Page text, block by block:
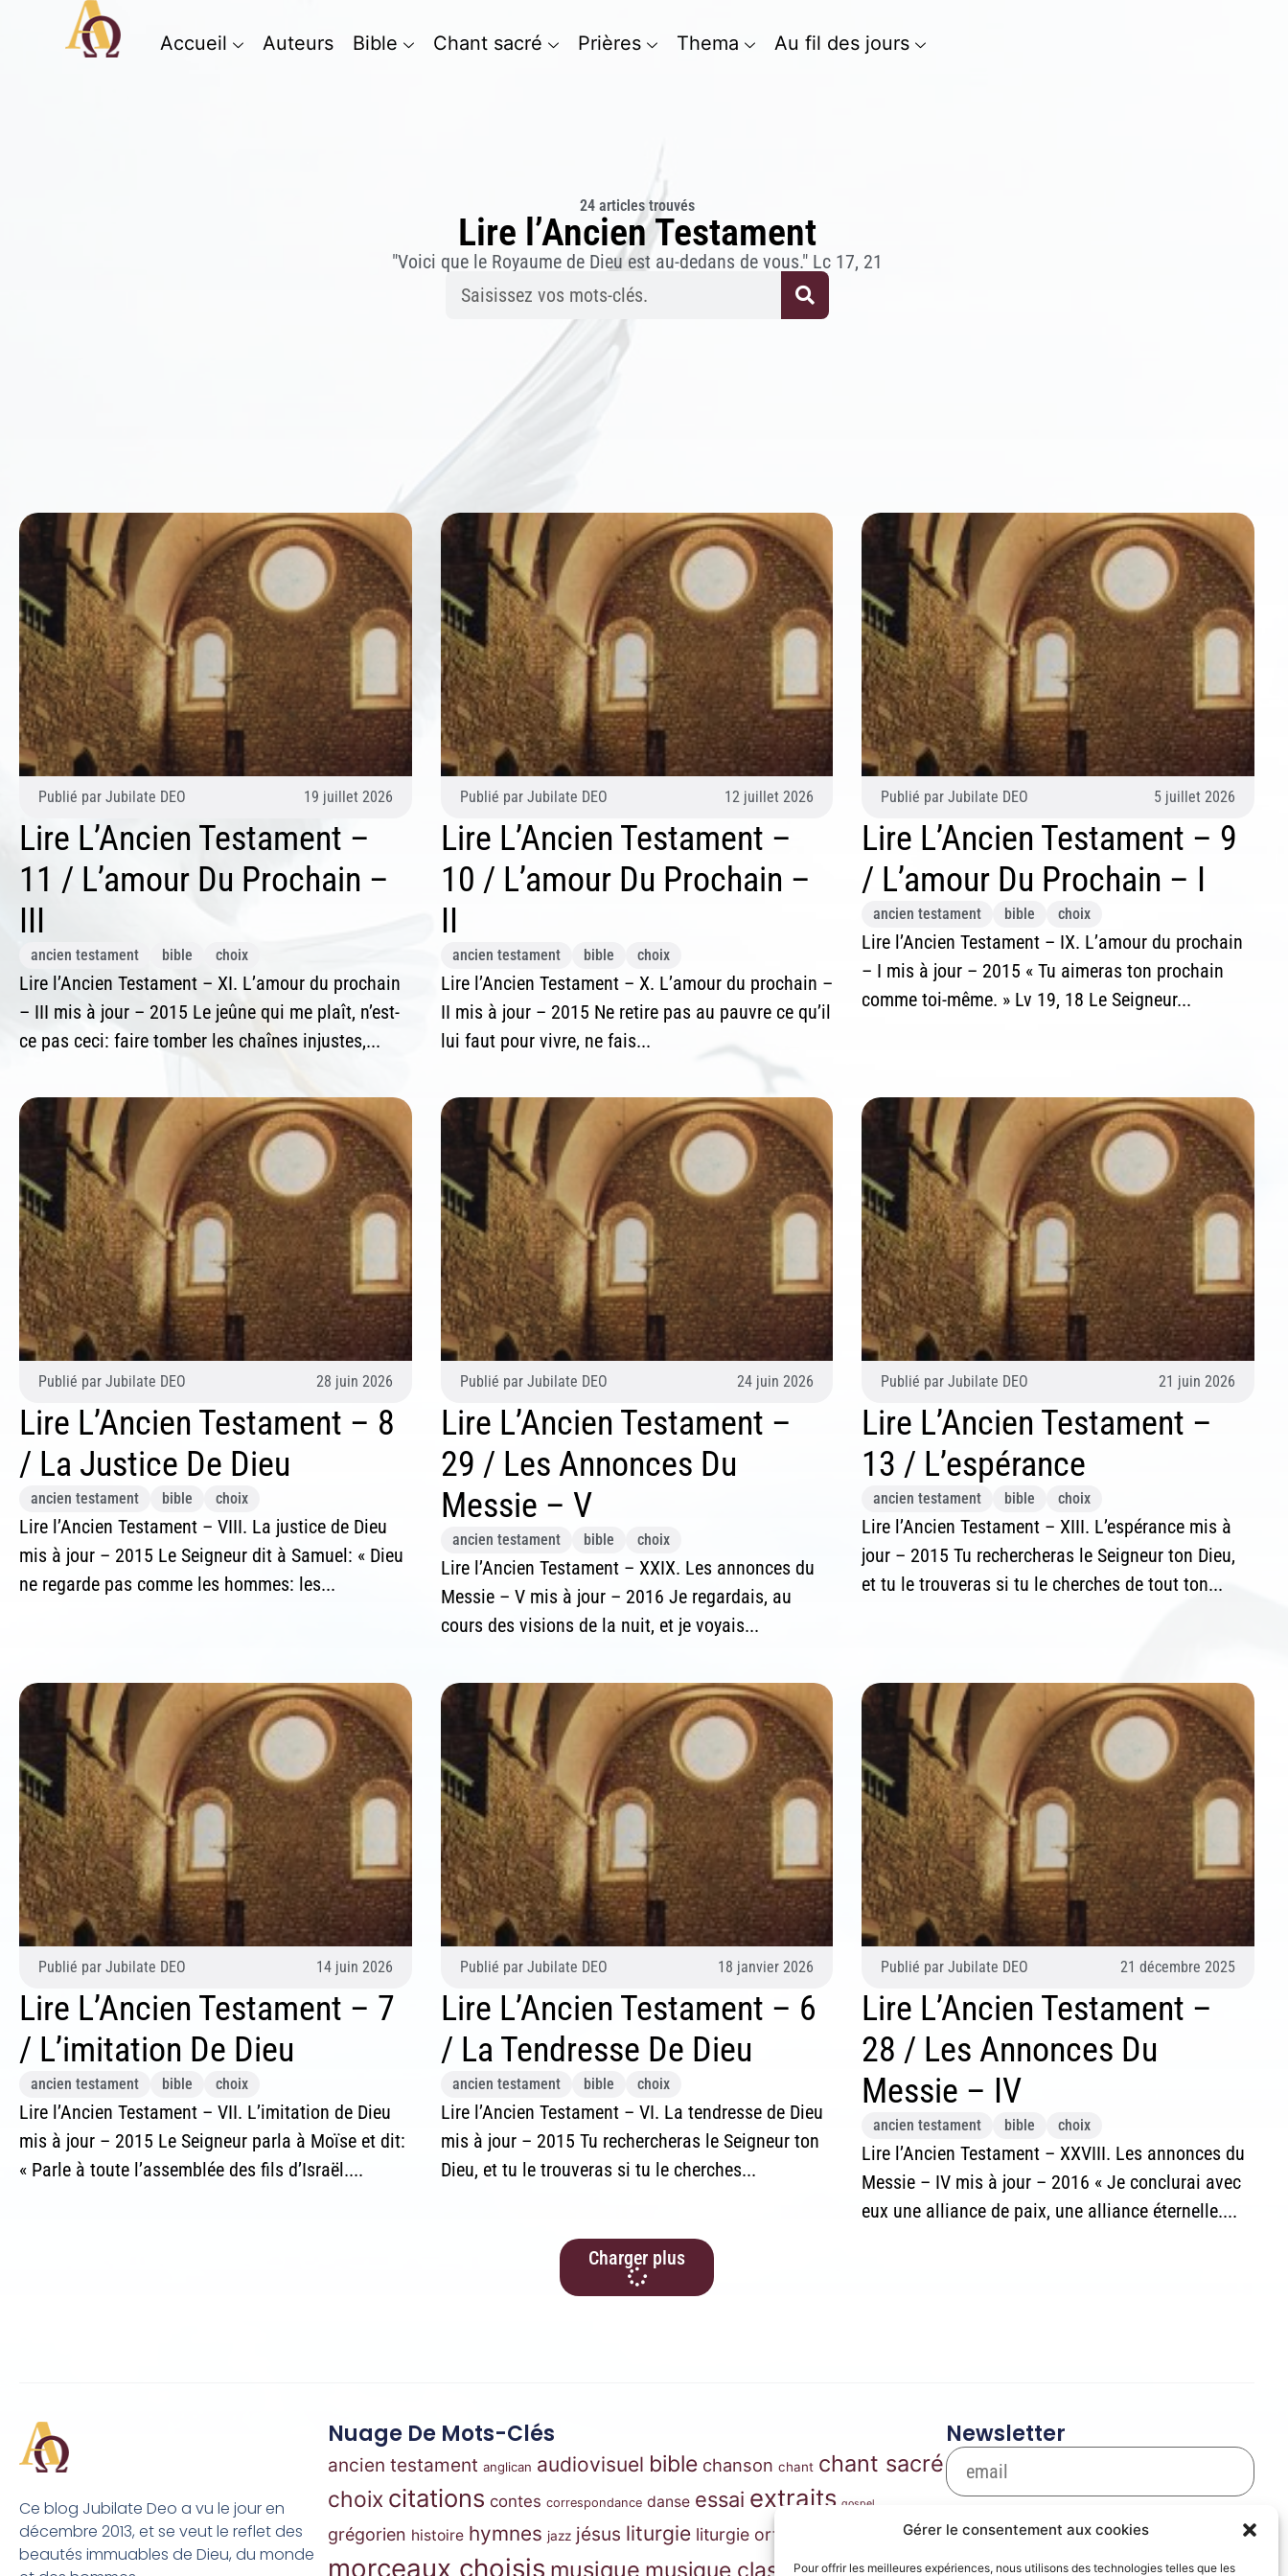
Gérer le consentement aux cookies
Pour offrir les meilleures expériences, nous utilisons des technologies telles que les
Accueil Auteurs Bible Chant sacré Prières Thema Au fil des jours
24 articles trouvés
Lire l’Ancien Testament
"Voici que le Royaume de Dieu est au-dedans de vous." Lc 17, 21
Publié par Jubilate DEO 19 juillet 2026
Lire L’Ancien Testament –
11 / L’amour Du Prochain –
III
ancien testament bible choix
Lire l’Ancien Testament – XI. L’amour du prochain
– III mis à jour – 2015 Le jeûne qui me plaît, n’est-
ce pas ceci: faire tomber les chaînes injustes,...
Publié par Jubilate DEO 12 juillet 2026
Lire L’Ancien Testament –
10 / L’amour Du Prochain –
II
ancien testament bible choix
Lire l’Ancien Testament – X. L’amour du prochain –
II mis à jour – 2015 Ne retire pas au pauvre ce qu’il
lui faut pour vivre, ne fais...
Publié parJubilate DEO 5 juillet 2026
Lire L’Ancien Testament – 9
/ L’amour Du Prochain – I
ancien testament bible choix
Lire l’Ancien Testament – IX. L’amour du prochain
– I mis à jour – 2015 « Tu aimeras ton prochain
comme toi-même. » Lv 19, 18 Le Seigneur...
Publié par Jubilate DEO 28 juin 2026
Lire L’Ancien Testament – 8
/ La Justice De Dieu
ancien testament bible choix
Lire l’Ancien Testament – VIII. La justice de Dieu
mis à jour – 2015 Le Seigneur dit à Samuel: « Dieu
ne regarde pas comme les hommes: les...
Publié par Jubilate DEO 24 juin 2026
Lire L’Ancien Testament –
29 / Les Annonces Du
Messie – V
ancien testament bible choix
Lire l’Ancien Testament – XXIX. Les annonces du
Messie – V mis à jour – 2016 Je regardais, au
cours des visions de la nuit, et je voyais...
Publié parJubilate DEO 21 juin 2026
Lire L’Ancien Testament –
13 / L’espérance
ancien testament bible choix
Lire l’Ancien Testament – XIII. L’espérance mis à
jour – 2015 Tu rechercheras le Seigneur ton Dieu,
et tu le trouveras si tu le cherches de tout ton...
Publié par Jubilate DEO 14 juin 2026
Lire L’Ancien Testament – 7
/ L’imitation De Dieu
ancien testament bible choix
Lire l’Ancien Testament – VII. L’imitation de Dieu
mis à jour – 2015 Le Seigneur parla à Moïse et dit:
« Parle à toute l’assemblée des fils d’Israël....
Publié par Jubilate DEO 18 janvier 2026
Lire L’Ancien Testament – 6
/ La Tendresse De Dieu
ancien testament bible choix
Lire l’Ancien Testament – VI. La tendresse de Dieu
mis à jour – 2015 Tu rechercheras le Seigneur ton
Dieu, et tu le trouveras si tu le cherches...
Publié parJubilate DEO 21 décembre 2025
Lire L’Ancien Testament –
28 / Les Annonces Du
Messie – IV
ancien testament bible choix
Lire l’Ancien Testament – XXVIII. Les annonces du
Messie – IV mis à jour – 2016 « Je conclurai avec
eux une alliance de paix, une alliance éternelle....
Charger plus
Ce blog Jubilate Deo a vu le jour en
décembre 2013, et se veut le reflet des
beautés immuables de Dieu, du monde
Nuage De Mots-Clés
ancien testament anglican audiovisuel bible chanson chant chant sacré
choix citations contes correspondance danse essai extraits gospel
grégorien histoire hymnes jazz jésus liturgie liturgie orthodoxe
morceaux choisis musique musique classique
Newsletter
S'inscrire
Inscription News Letter
Si vous souhaitez recevoir nos dernières actualités, veuillez
indiquer ci-dessous votre adresse mail.
S'inscrire
Se désinscrire